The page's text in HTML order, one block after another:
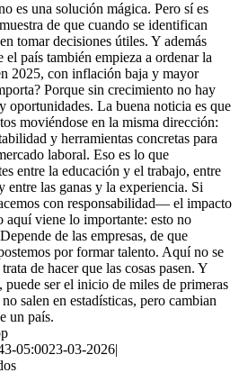
es una solución mágica. Pero sí es
de que cuando se identifican
tomar decisiones útiles. Y además
país también empieza a ordenar la
2025, con inflación baja y mayor
Porque sin crecimiento no hay
oportunidades. La buena noticia es que
moviéndose en la misma dirección:
y herramientas concretas para
laboral. Eso es lo que
entre la educación y el trabajo, entre
las ganas y la experiencia. Si
con responsabilidad— el impacto
aquí viene lo importante: esto no
de las empresas, de que
por formar talento. Aquí no se
de hacer que las cosas pasen. Y
puede ser el inicio de miles de primeras
salen en estadísticas, pero cambian
un país.
05:0023-03-2026|